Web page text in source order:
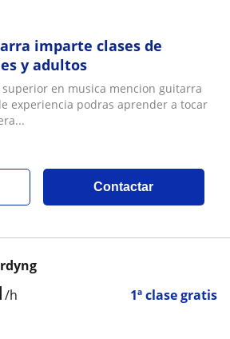
imparte clases de
y adultos
superior en musica mencion guitarra
experiencia podras aprender a tocar
Contactar
/h 1ª clase gratis